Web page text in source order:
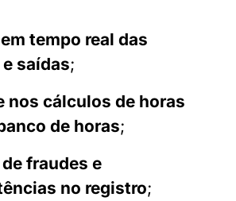
tempo real das
saídas;
nos cálculos de horas
de horas;
fraudes e
no registro;